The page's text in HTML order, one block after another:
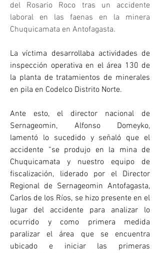
del Rosario Roco tras un accidente
laboral en las faenas en la minera
Chuquicamata en Antofagasta.
La víctima desarrollaba actividades de
inspección operativa en el área 130 de
la planta de tratamientos de minerales
en pila en Codelco Distrito Norte.
Ante esto, el director nacional de
Sernageomin, Alfonso Domeyko,
lamentó lo sucedido y señaló que el
accidente “se produjo en la mina de
Chuquicamata y nuestro equipo de
fiscalización, liderado por el Director
Regional de Sernageomin Antofagasta,
Carlos de los Ríos, se hizo presente en el
lugar del accidente para analizar lo
ocurrido y como primera medida
paralizar el área que se encuentra
ubicado e iniciar las primeras